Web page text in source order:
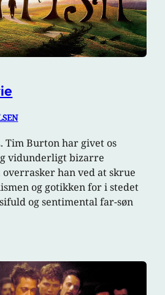
Tim Burton har givet os
vidunderligt bizarre
overrasker han ved at skrue
og gotikken for i stedet
og sentimental far-søn